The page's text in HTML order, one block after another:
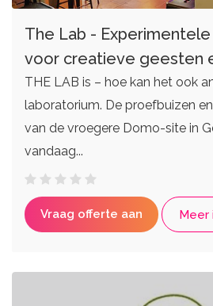
The Lab -
voor creatieve geesten
THE LAB is – hoe kan het ook
laboratorium. De proefbuizen
van de vroegere Domo-site in
vandaag...
Vraag offerte aan Meer